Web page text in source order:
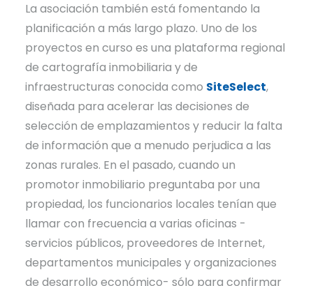
La asociación también está fomentando la
planificación a más largo plazo. Uno de los
proyectos en curso es una plataforma regional
de cartografía inmobiliaria y de
infraestructuras conocida como SiteSelect,
diseñada para acelerar las decisiones de
selección de emplazamientos y reducir la falta
de información que a menudo perjudica a las
zonas rurales. En el pasado, cuando un
promotor inmobiliario preguntaba por una
propiedad, los funcionarios locales tenían que
llamar con frecuencia a varias oficinas -
servicios públicos, proveedores de Internet,
departamentos municipales y organizaciones
de desarrollo económico- sólo para confirmar